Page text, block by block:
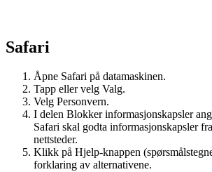
Safari
Åpne Safari på datamaskinen.
Tapp eller velg Valg.
Velg Personvern.
I delen Blokker informasjonskapsler
Safari skal godta informasjonskapsler
nettsteder.
Klikk på Hjelp-knappen
forklaring av alternativene.